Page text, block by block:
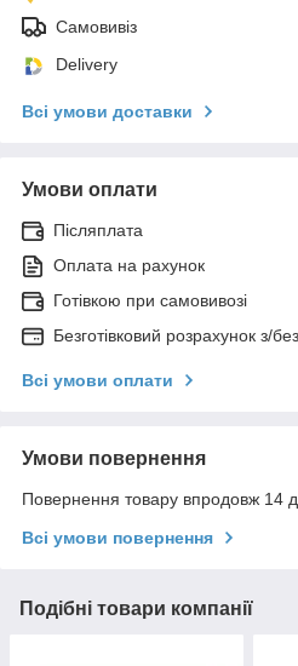
Самовивіз
Delivery
Всі умови доставки
Умови оплати
Післяплата
Оплата на рахунок
Готівкою при самовивозі
Безготівковий розрахунок з/
Всі умови оплати
Умови повернення
Повернення товару впродовж 14
Всі умови повернення
Подібні товари компанії